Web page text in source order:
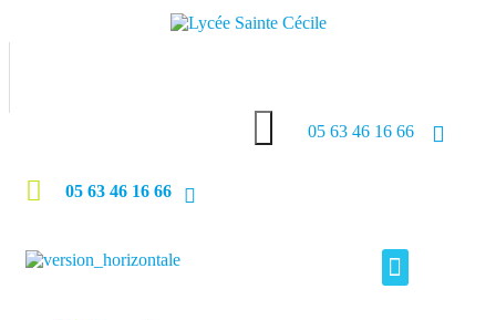
05 63 46 16 66
05 63 46 16 66